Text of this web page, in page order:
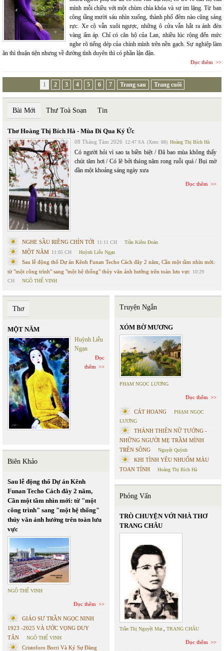
mình mỗi chiều với một chùm chìa khóa và sự im lặng. Từ ban
công tầng mười sáu nhìn xuống, thành phố đêm nào cũng sáng
rực. Xe cộ vẫn xuôi ngược, những ô cửa vẫn hắt ra ánh đèn
vàng ấm áp. Chỉ có căn hộ của Lan, nhiều lúc rộng đến mức
nghe rõ tiếng dép của chính mình trên nền gạch. Sự nghiệp làm
ăn thì thuận tiện nhưng về đường tình duyên thì có phần lận đận.
Đọc thêm
1 2 3 4 5 6 7 Trang sau Trang cuối
Bài Mới Thư Toà Soạn Tin
Thơ Hoàng Thị Bích Hà - Mùa Đi Qua Ký Ức
08 Tháng Tám 2026 12:47 SA (Xem: 88) Hoàng Thị Bích Hà
Có người hỏi vì sao ta biền biệt / Đã bao mùa không thấy
chút tăm hơi / Có lẽ bởi tháng năm rong ruỗi quá / Bụi mờ
dần một khoảng sáng ngày xưa
Đọc thêm
NGHE SẦU RIÊNG CHÍN TỚI 11:11 CH Trần Kiêm Đoàn
MỘT NĂM 11:05 CH Huỳnh Liễu Ngạn
Sau lễ động thổ Dự án Kênh Funan Techo Cách đây 2 năm, Cần một tầm nhìn mới:
từ "một công trình" sang "một hệ thống" thủy văn ảnh hưởng trên toàn lưu vực 10:29
CH
NGÔ THẾ VINH
Thơ
MỘT NĂM
Huỳnh Liễu
Ngạn
Đọc
thêm
Biên Khảo
Sau lễ động thổ Dự án Kênh
Funan Techo Cách đây 2 năm,
Cần một tầm nhìn mới: từ "một
công trình" sang "một hệ thống"
thủy văn ảnh hưởng trên toàn lưu
vực
NGÔ THẾ VINH
Đọc thêm
GIÁO SƯ TRẦN NGỌC NINH
1923 -2025 VÀ ƯỚC VỌNG DUY
TÂN
NGÔ THẾ VINH
Cristoforo Borri Và Ký Sự Đàng
Truyện Ngắn
XÓM BỜ MƯƠNG
PHẠM NGỌC LƯƠNG
Đọc thêm
CÁT HOANG
PHẠM NGỌC
LƯƠNG
THÁNH THIÊN NỮ TƯỚNG -
NHỮNG NGƯỜI MẸ TRẦM MÌNH
TRÊN SÔNG
Nguyệt Quỳnh
KHI TÌNH YÊU NHUỐM MÀU
TOAN TÍNH
Hoàng Thị Bích Hà
Phỏng Vấn
TRÒ CHUYỆN VỚI NHÀ THƠ
TRANG CHÂU
Trần Thị Nguyệt Mai TRANG CHÂU
Đọc thêm